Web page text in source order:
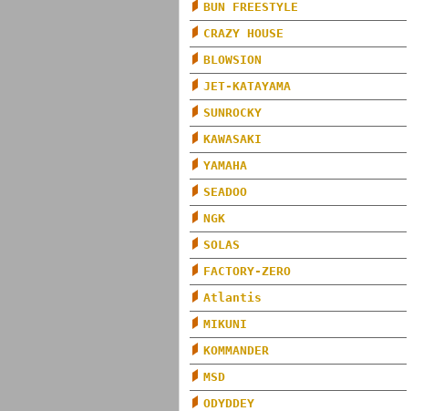
BUN FREESTYLE
CRAZY HOUSE
BLOWSION
JET-KATAYAMA
SUNROCKY
KAWASAKI
YAMAHA
SEADOO
NGK
SOLAS
FACTORY-ZERO
Atlantis
MIKUNI
KOMMANDER
MSD
ODYDDEY